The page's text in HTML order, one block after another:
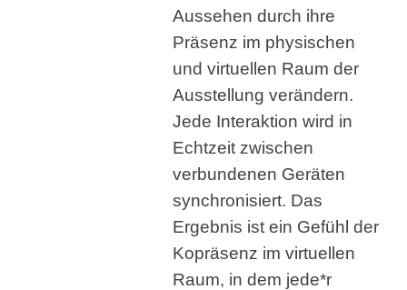
Aussehen durch ihre
Präsenz im physischen
und virtuellen Raum der
Ausstellung verändern.
Jede Interaktion wird in
Echtzeit zwischen
verbundenen Geräten
synchronisiert. Das
Ergebnis ist ein Gefühl der
Kopräsenz im virtuellen
Raum, in dem jede*r